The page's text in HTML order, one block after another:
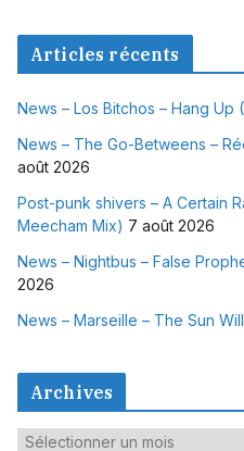
Articles récents
News – Los Bitchos – Hang Up
News – The Go-Betweens –
août 2026
Post-punk shivers – A Certain
Meecham Mix) 7 août 2026
News – Nightbus – False
2026
News – Marseille – The Sun
Archives
A